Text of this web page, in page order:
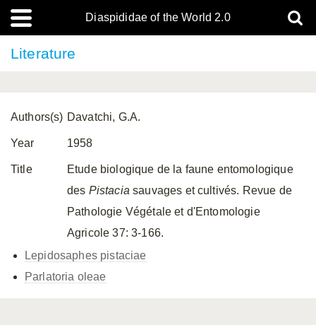
Diaspididae of the World 2.0
Literature
Authors(s) Davatchi, G.A.
Year 1958
Title
Etude biologique de la faune entomologique
des Pistacia sauvages et cultivés. Revue de
Pathologie Végétale et d'Entomologie
Agricole 37: 3-166.
Lepidosaphes pistaciae
Parlatoria oleae